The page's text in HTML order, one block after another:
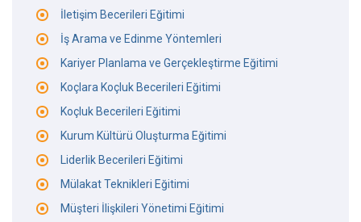
İletişim Becerileri Eğitimi
İş Arama ve Edinme Yöntemleri
Kariyer Planlama ve Gerçekleştirme Eğitimi
Koçlara Koçluk Becerileri Eğitimi
Koçluk Becerileri Eğitimi
Kurum Kültürü Oluşturma Eğitimi
Liderlik Becerileri Eğitimi
Mülakat Teknikleri Eğitimi
Müşteri İlişkileri Yönetimi Eğitimi